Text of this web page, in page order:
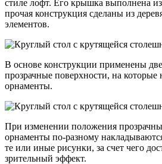
стиле лофт. Его крышка выполнена
прочая конструкция сделаны из
элементов.
В основе конструкции применены
прозрачные поверхности, на
орнаменты.
При изменении положения
орнаменты по-разному
те или иные рисунки, за счет чего
зрительный эффект.